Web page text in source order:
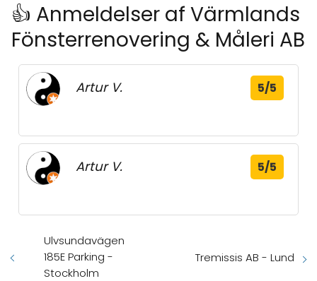
👍 Anmeldelser af Värmlands
Fönsterrenovering & Måleri AB
Artur V. 5/5
Artur V. 5/5
Ulvsundavägen
185E Parking -
Stockholm
Tremissis AB - Lund